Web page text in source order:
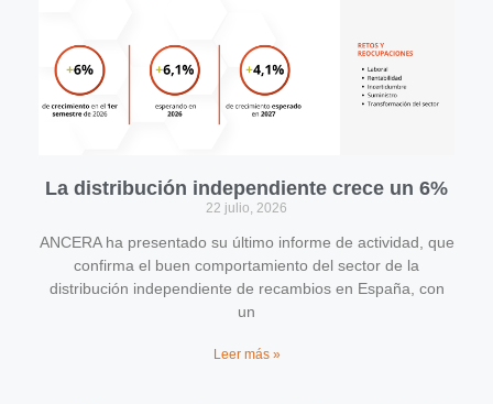
La distribución independiente crece un 6%
22 julio, 2026
ANCERA ha presentado su último informe de actividad, que
confirma el buen comportamiento del sector de la
distribución independiente de recambios en España, con
un
Leer más »